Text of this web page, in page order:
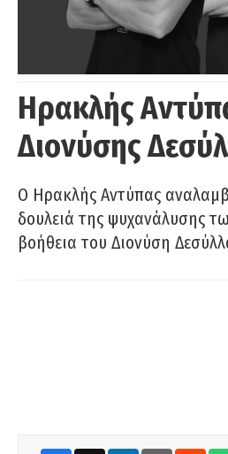
Ηρακλής
Διονύσης
Ο Ηρακλής Αντύπας
δουλειά της ψυχανάλυσης
βοήθεια του Διονύση